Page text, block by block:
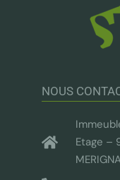
NOUS
Etage –